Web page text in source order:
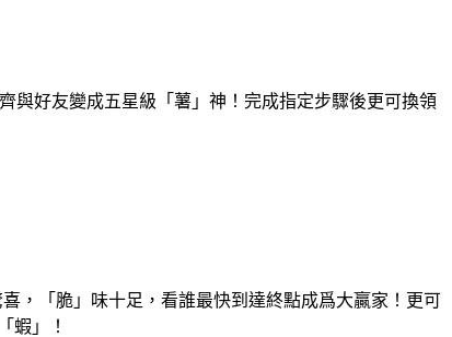
與好友變成五星級「薯」神！完成指定步驟後更可換領
，「脆」味十足，看誰最快到達終點成爲大贏家！更可
蝦」！